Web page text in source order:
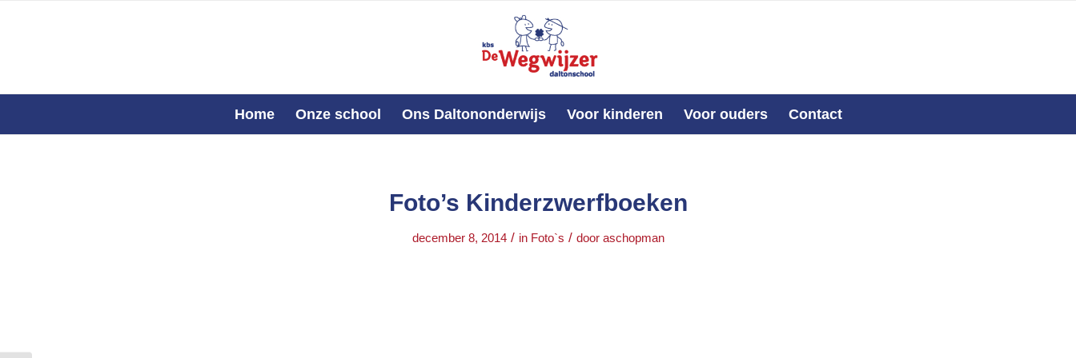
Home Onze school Ons Daltononderwijs Voor kinderen Voor ouders Contact
Foto’s Kinderzwerfboeken
december 8, 2014 / in Foto`s / door aschopman